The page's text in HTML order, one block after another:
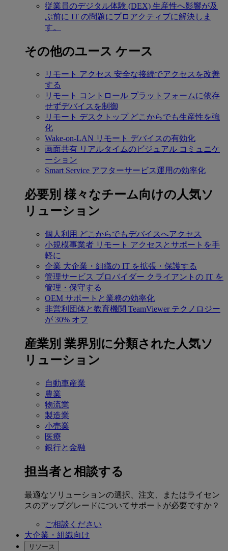
従業員のデジタル体験 (DEX) 生産性へ影響が及
ぶ前に IT の問題にプロアクティブに解決しま
す。
その他のユース ケース
リモート アクセス 安全な接続でアクセスを改善
する
リモート コントロール プラットフォームに依存
せずデバイスを制御
リモート デスクトップ どこからでも生産性を強
化
Wake-on-LAN リモート デバイスの有効化
画面共有 リアルタイムのビジュアル コミュニケ
ーション
Smart Service アフターサービス運用の効率化
必要別 様々なチーム向けの人気ソ
リューション
個人利用 どこからでもデバイスへアクセス
小規模事業者 リモート アクセスとサポートを手
軽に
企業 大企業・組織の IT を拡張・保護する
管理サービス プロバイダー クライアントの IT を
管理・保守する
OEM サポートと業務の効率化
非営利団体と教育機関 TeamViewer テクノロジー
が 30% オフ
産業別 業界別に分類された人気ソ
リューション
自動車産業
農業
物流業
製造業
小売業
医療
銀行と金融
担当者と相談する
最適なソリューションの選択、注文、またはライセン
スのアップグレードについてサポートが必要ですか？
ご相談ください
大企業・組織向け
リソース